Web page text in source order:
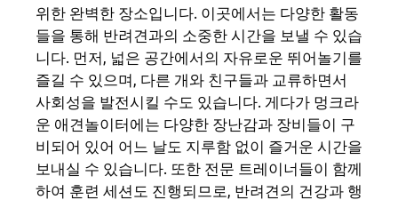
위한 완벽한 장소입니다. 이곳에서는 다양한 활동
들을 통해 반려견과의 소중한 시간을 보낼 수 있습
니다. 먼저, 넓은 공간에서의 자유로운 뛰어놀기를
즐길 수 있으며, 다른 개와 친구들과 교류하면서
사회성을 발전시킬 수도 있습니다. 게다가 멍크라
운 애견놀이터에는 다양한 장난감과 장비들이 구
비되어 있어 어느 날도 지루함 없이 즐거운 시간을
보내실 수 있습니다. 또한 전문 트레이너들이 함께
하여 훈련 세션도 진행되므로, 반려견의 건강과 행